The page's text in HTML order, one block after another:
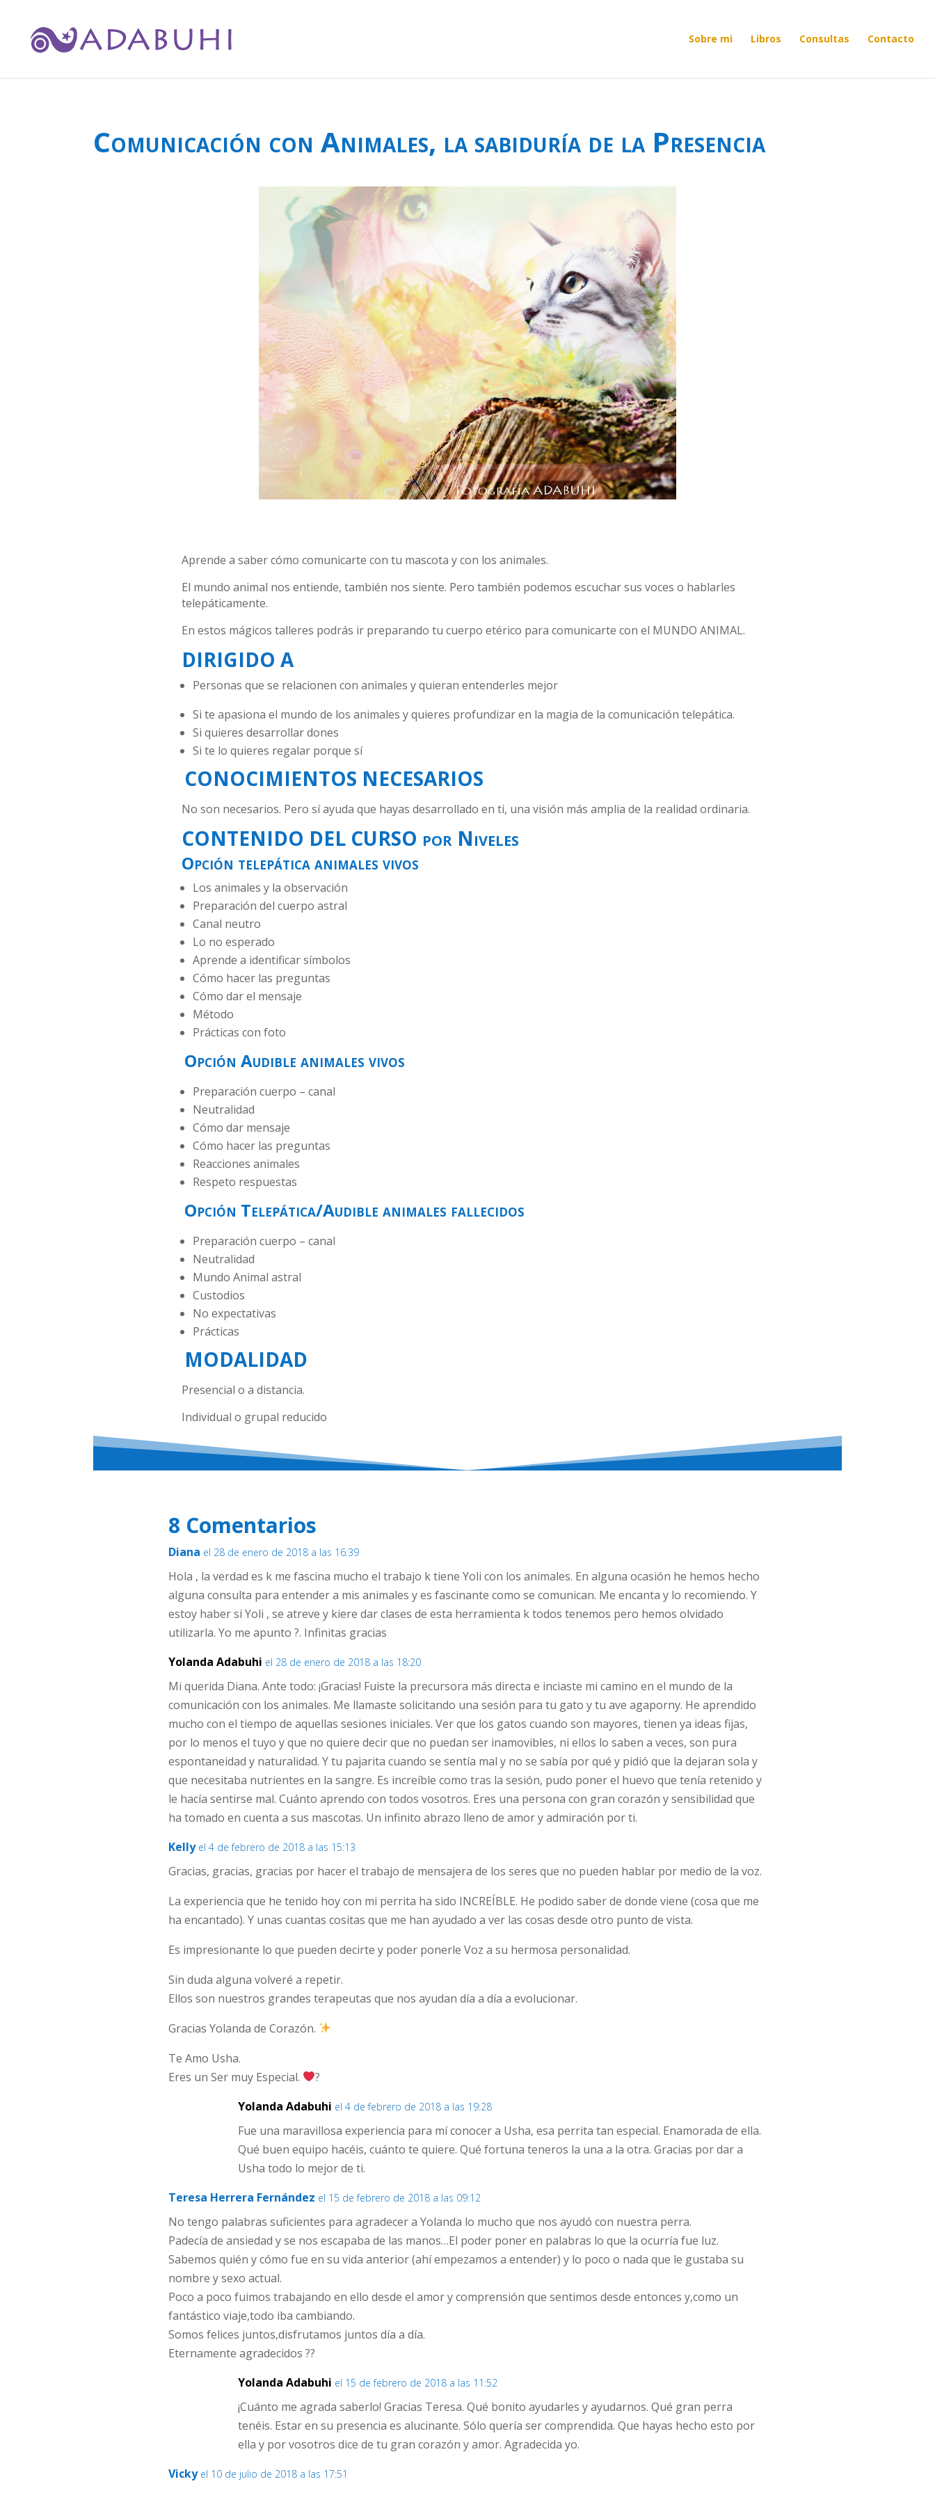
Sobre mi Libros Consultas Contacto
Comunicación con Animales, la sabiduría de la Presencia
Aprende a saber cómo comunicarte con tu mascota y con los animales.
El mundo animal nos entiende, también nos siente. Pero también podemos escuchar sus voces o hablarles
telepáticamente.
En estos mágicos talleres podrás ir preparando tu cuerpo etérico para comunicarte con el MUNDO ANIMAL.
DIRIGIDO A
Personas que se relacionen con animales y quieran entenderles mejor
Si te apasiona el mundo de los animales y quieres profundizar en la magia de la comunicación telepática.
Si quieres desarrollar dones
Si te lo quieres regalar porque sí
CONOCIMIENTOS NECESARIOS
No son necesarios. Pero sí ayuda que hayas desarrollado en ti, una visión más amplia de la realidad ordinaria.
CONTENIDO DEL CURSO por Niveles
Opción telepática animales vivos
Los animales y la observación
Preparación del cuerpo astral
Canal neutro
Lo no esperado
Aprende a identificar símbolos
Cómo hacer las preguntas
Cómo dar el mensaje
Método
Prácticas con foto
Opción Audible animales vivos
Preparación cuerpo – canal
Neutralidad
Cómo dar mensaje
Cómo hacer las preguntas
Reacciones animales
Respeto respuestas
Opción Telepática/Audible animales fallecidos
Preparación cuerpo – canal
Neutralidad
Mundo Animal astral
Custodios
No expectativas
Prácticas
MODALIDAD
Presencial o a distancia.
Individual o grupal reducido
8 Comentarios
Diana el 28 de enero de 2018 a las 16:39
Hola , la verdad es k me fascina mucho el trabajo k tiene Yoli con los animales. En alguna ocasión he hemos hecho
alguna consulta para entender a mis animales y es fascinante como se comunican. Me encanta y lo recomiendo. Y
estoy haber si Yoli , se atreve y kiere dar clases de esta herramienta k todos tenemos pero hemos olvidado
utilizarla. Yo me apunto ?. Infinitas gracias
Yolanda Adabuhi el 28 de enero de 2018 a las 18:20
Mi querida Diana. Ante todo: ¡Gracias! Fuiste la precursora más directa e inciaste mi camino en el mundo de la
comunicación con los animales. Me llamaste solicitando una sesión para tu gato y tu ave agaporny. He aprendido
mucho con el tiempo de aquellas sesiones iniciales. Ver que los gatos cuando son mayores, tienen ya ideas fijas,
por lo menos el tuyo y que no quiere decir que no puedan ser inamovibles, ni ellos lo saben a veces, son pura
espontaneidad y naturalidad. Y tu pajarita cuando se sentía mal y no se sabía por qué y pidió que la dejaran sola y
que necesitaba nutrientes en la sangre. Es increíble como tras la sesión, pudo poner el huevo que tenía retenido y
le hacía sentirse mal. Cuánto aprendo con todos vosotros. Eres una persona con gran corazón y sensibilidad que
ha tomado en cuenta a sus mascotas. Un infinito abrazo lleno de amor y admiración por ti.
Kelly el 4 de febrero de 2018 a las 15:13
Gracias, gracias, gracias por hacer el trabajo de mensajera de los seres que no pueden hablar por medio de la voz.
La experiencia que he tenido hoy con mi perrita ha sido INCREÍBLE. He podido saber de donde viene (cosa que me
ha encantado). Y unas cuantas cositas que me han ayudado a ver las cosas desde otro punto de vista.
Es impresionante lo que pueden decirte y poder ponerle Voz a su hermosa personalidad.
Sin duda alguna volveré a repetir.
Ellos son nuestros grandes terapeutas que nos ayudan día a día a evolucionar.
Gracias Yolanda de Corazón.
Te Amo Usha.
Eres un Ser muy Especial.
?
Yolanda Adabuhi el 4 de febrero de 2018 a las 19:28
Fue una maravillosa experiencia para mí conocer a Usha, esa perrita tan especial. Enamorada de ella.
Qué buen equipo hacéis, cuánto te quiere. Qué fortuna teneros la una a la otra. Gracias por dar a
Usha todo lo mejor de ti.
Teresa Herrera Fernández el 15 de febrero de 2018 a las 09:12
No tengo palabras suficientes para agradecer a Yolanda lo mucho que nos ayudó con nuestra perra.
Padecía de ansiedad y se nos escapaba de las manos…El poder poner en palabras lo que la ocurría fue luz.
Sabemos quién y cómo fue en su vida anterior (ahí empezamos a entender) y lo poco o nada que le gustaba su
nombre y sexo actual.
Poco a poco fuimos trabajando en ello desde el amor y comprensión que sentimos desde entonces y,como un
fantástico viaje,todo iba cambiando.
Somos felices juntos,disfrutamos juntos día a día.
Eternamente agradecidos ??
Yolanda Adabuhi el 15 de febrero de 2018 a las 11:52
¡Cuánto me agrada saberlo! Gracias Teresa. Qué bonito ayudarles y ayudarnos. Qué gran perra
tenéis. Estar en su presencia es alucinante. Sólo quería ser comprendida. Que hayas hecho esto por
ella y por vosotros dice de tu gran corazón y amor. Agradecida yo.
Vicky el 10 de julio de 2018 a las 17:51